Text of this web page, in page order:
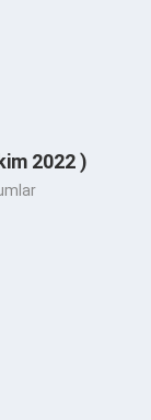
2022 )